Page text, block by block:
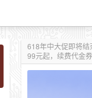
618年中大促即将结
99元起，续费代金券